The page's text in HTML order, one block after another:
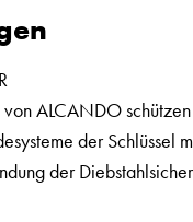
ALCANDO
der Schlüssel
der